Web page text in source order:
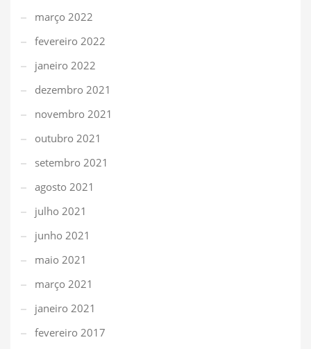
março 2022
fevereiro 2022
janeiro 2022
dezembro 2021
novembro 2021
outubro 2021
setembro 2021
agosto 2021
julho 2021
junho 2021
maio 2021
março 2021
janeiro 2021
fevereiro 2017